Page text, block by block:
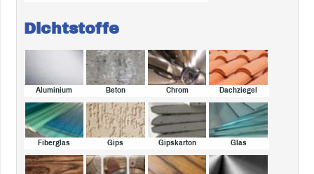
Dichtstoffe
Aluminium Beton Chrom Dachziegel
Fiberglas Gips Gipskarton Glas